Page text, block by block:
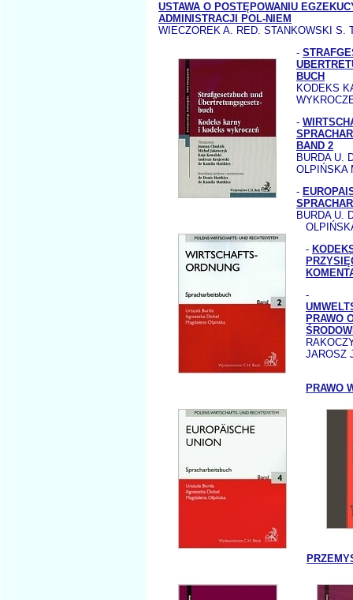
USTAWA O POSTĘPOWANIU
ADMINISTRACJI POL-NIEM
WIECZOREK A. RED. STANKOWSKI S.
-
BUCH
KODEKS
-
BAND 2
BURDA U.
OLPIŃSKA
-
BURDA U.
-
-
PRAWO
JAROSZ
PRAWO